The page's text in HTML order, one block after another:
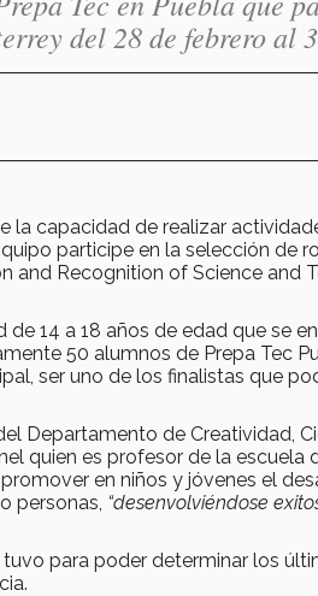
del 28 de febrero al
capacidad de realizar
participe en la selección de
and Recognition of Science and
14 a 18 años de edad que se
50 alumnos de Prepa Tec
ser uno de los finalistas que
Departamento de Creatividad,
quien es profesor de la escuela
en niños y jóvenes el
personas, “desenvolviéndose
para poder determinar los